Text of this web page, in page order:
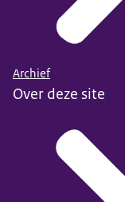
Archief
Over deze site